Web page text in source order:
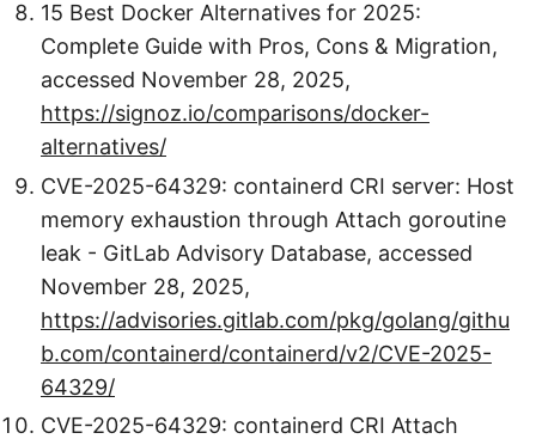
15 Best Docker Alternatives for 2025:
Complete Guide with Pros, Cons & Migration,
accessed November 28, 2025,
https://signoz.io/comparisons/docker-
alternatives/
CVE-2025-64329: containerd CRI server: Host
memory exhaustion through Attach goroutine
leak - GitLab Advisory Database, accessed
November 28, 2025,
https://advisories.gitlab.com/pkg/golang/githu
b.com/containerd/containerd/v2/CVE-2025-
64329/
CVE-2025-64329: containerd CRI Attach